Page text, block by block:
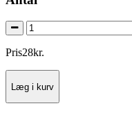
Pris28kr.
Læg i kurv